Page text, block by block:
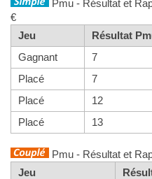
Pmu - Résultat et
€
Jeu
Résultat
Gagnant
7
Placé
7
Placé
12
Placé
13
Pmu - Résultat et
Jeu